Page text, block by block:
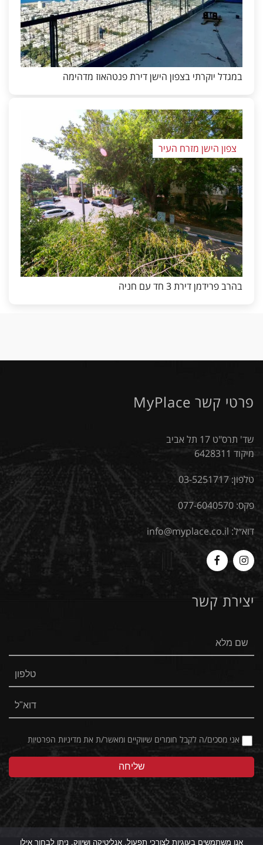
במגדל יוקרתי בצפון הישן דירת פנטהאוז מדהימה
צפון הישן מזרח העיר
בהרב פרידמן דירת 3 חד עם חניה
פרטי קשר MyPlace
שד' תרס"ט 17 תל אביב
מיקוד 6428311
טלפון:03-5251717
פקס: 077-6040570
דוא״ל: info@myplace.co.il
Myplace
-
Instagram
MyPlace
Facebook
יצירת קשר
אני מסכים/ה לקבל חומרים שיווקיים ומאשר/ת את מדיניות הפרטיות
אנו משתמשים בעוגיות לצורכי תפעול, אנליטיקה ושיווק. ניתן לבחור אילו